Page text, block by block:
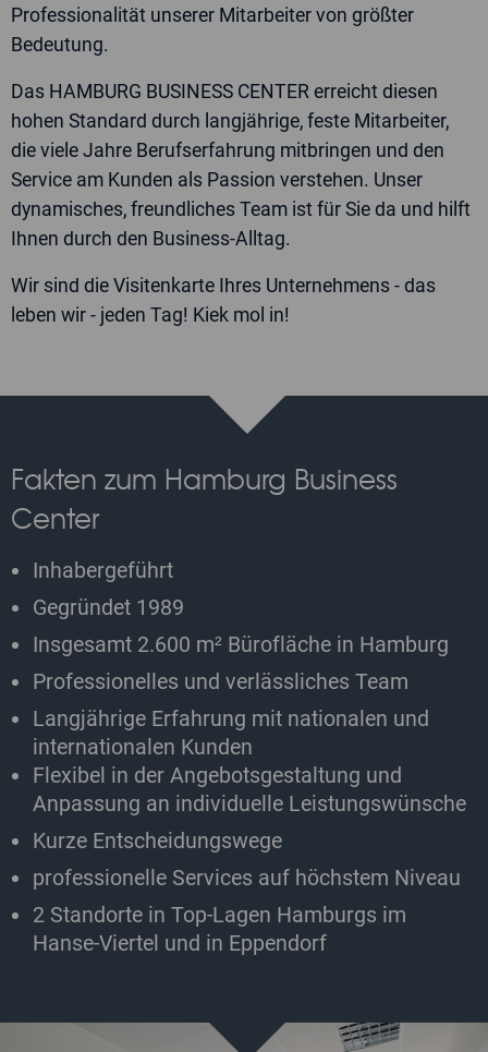
Professionalität unserer Mitarbeiter von größter
Bedeutung.
Das HAMBURG BUSINESS CENTER erreicht diesen
hohen Standard durch langjährige, feste Mitarbeiter,
die viele Jahre Berufserfahrung mitbringen und den
Service am Kunden als Passion verstehen. Unser
dynamisches, freundliches Team ist für Sie da und hilft
Ihnen durch den Business-Alltag.
Wir sind die Visitenkarte Ihres Unternehmens - das
leben wir - jeden Tag! Kiek mol in!
Fakten zum Hamburg Business
Center
Inhabergeführt
Gegründet 1989
Insgesamt 2.600 m² Bürofläche in Hamburg
Professionelles und verlässliches Team
Langjährige Erfahrung mit nationalen und
internationalen Kunden
Flexibel in der Angebotsgestaltung und
Anpassung an individuelle Leistungswünsche
Kurze Entscheidungswege
professionelle Services auf höchstem Niveau
2 Standorte in Top-Lagen Hamburgs im
Hanse-Viertel und in Eppendorf